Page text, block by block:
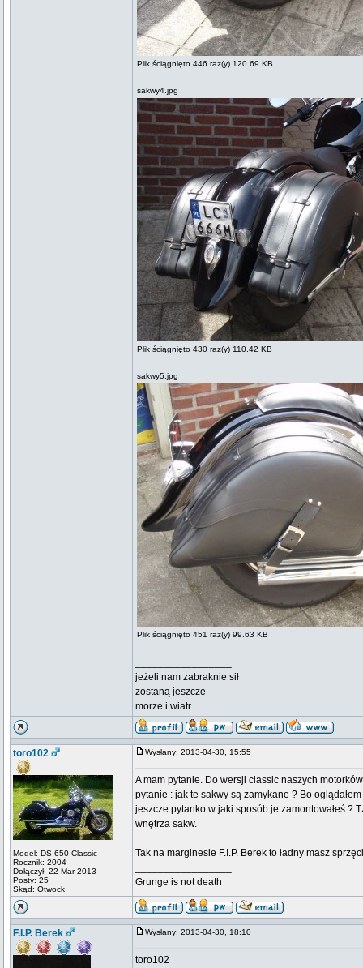
Plik ściągnięto 446 raz(y) 120.69 KB
sakwy4.jpg
Plik ściągnięto 430 raz(y) 110.42 KB
sakwy5.jpg
Plik ściągnięto 451 raz(y) 99.63 KB
jeżeli nam zabraknie sił
zostaną jeszcze
morze i wiatr
toro102
Model: DS 650 Classic
Rocznik: 2004
Dołączył: 22 Mar 2013
Posty: 25
Skąd: Otwock
Wysłany: 2013-04-30, 15:55
A mam pytanie. Do wersji classic naszych
pytanie : jak te sakwy są zamykane ? Bo
jeszcze pytanko w jaki sposób je zamontowałeś ?
wnętrza sakw.
Tak na marginesie F.I.P. Berek to ładny masz
Grunge is not death
F.I.P. Berek Wysłany: 2013-04-30, 18:10
toro102